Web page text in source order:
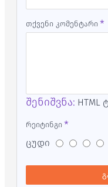
თქვენი კომენტარი
შენიშვნა: HTML
რეიტინგი
ცუდი